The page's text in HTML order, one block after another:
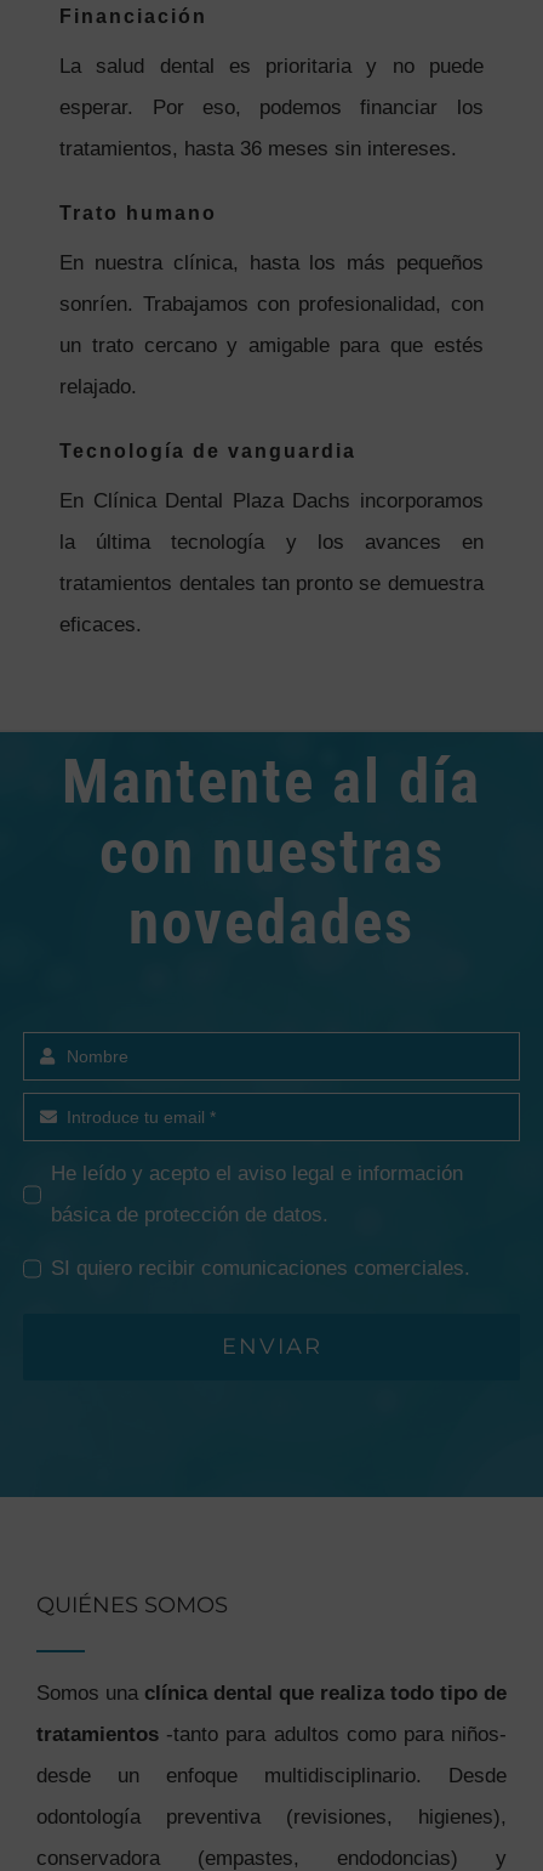
Financiación
La salud dental es prioritaria y no puede
esperar. Por eso, podemos financiar los
tratamientos, hasta 36 meses sin intereses.
Trato humano
En nuestra clínica, hasta los más pequeños
sonríen. Trabajamos con profesionalidad, con
un trato cercano y amigable para que estés
relajado.
Tecnología de vanguardia
En Clínica Dental Plaza Dachs incorporamos
la última tecnología y los avances en
tratamientos dentales tan pronto se demuestra
eficaces.
Mantente al día
con nuestras
novedades
He leído y acepto el aviso legal e información
básica de protección de datos.
SI quiero recibir comunicaciones comerciales.
ENVIAR
QUIÉNES SOMOS
Somos una clínica dental que realiza todo tipo de
tratamientos -tanto para adultos como para niños-
desde un enfoque multidisciplinario. Desde
odontología preventiva (revisiones, higienes),
conservadora (empastes, endodoncias) y